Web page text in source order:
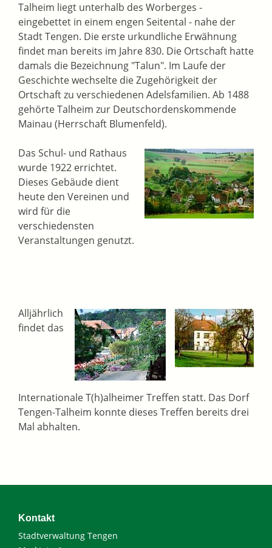
Talheim liegt unterhalb des Worberges -
eingebettet in einem engen Seitental - nahe der
Stadt Tengen. Die erste urkundliche Erwähnung
findet man bereits im Jahre 830. Die Ortschaft hatte
damals die Bezeichnung "Talun". Im Laufe der
Geschichte wechselte die Zugehörigkeit der
Ortschaft zu verschiedenen Adelsfamilien. Ab 1488
gehörte Talheim zur Deutschordenskommende
Mainau (Herrschaft Blumenfeld).
Das Schul- und Rathaus
wurde 1922 errichtet.
Dieses Gebäude dient
heute den Vereinen und
wird für die
verschiedensten
Veranstaltungen genutzt.
Alljährlich
findet das
Internationale T(h)alheimer Treffen statt. Das Dorf
Tengen-Talheim konnte dieses Treffen bereits drei
Mal abhalten.
Kontakt
Stadtverwaltung Tengen